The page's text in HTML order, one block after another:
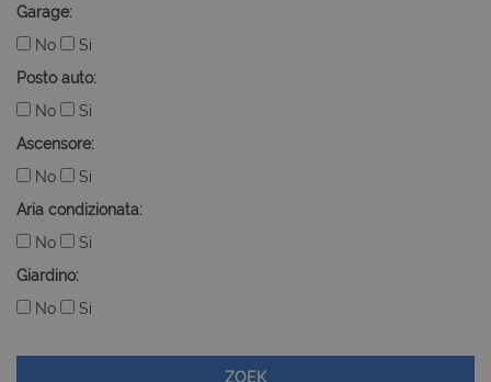
Garage:
No
Si
Posto auto:
No
Si
Ascensore:
No
Si
Aria condizionata:
No
Si
Giardino:
No
Si
ZOEK